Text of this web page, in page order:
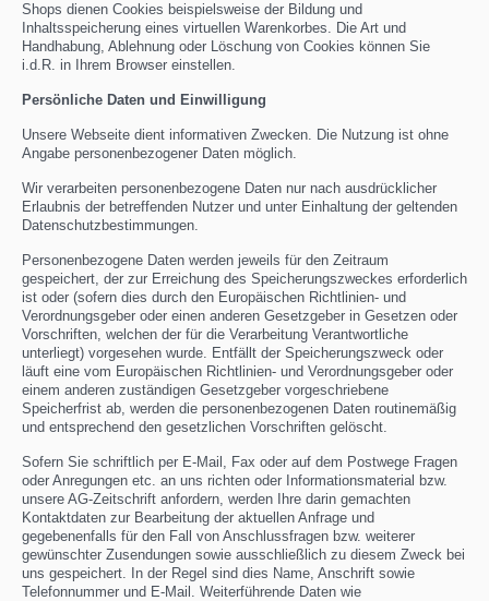
Shops dienen Cookies beispielsweise der Bildung und
Inhaltsspeicherung eines virtuellen Warenkorbes. Die Art und
Handhabung, Ablehnung oder Löschung von Cookies können Sie
i.d.R. in Ihrem Browser einstellen.
Persönliche Daten und Einwilligung
Unsere Webseite dient informativen Zwecken. Die Nutzung ist ohne
Angabe personenbezogener Daten möglich.
Wir verarbeiten personenbezogene Daten nur nach ausdrücklicher
Erlaubnis der betreffenden Nutzer und unter Einhaltung der geltenden
Datenschutzbestimmungen.
Personenbezogene Daten werden jeweils für den Zeitraum
gespeichert, der zur Erreichung des Speicherungszweckes erforderlich
ist oder (sofern dies durch den Europäischen Richtlinien- und
Verordnungsgeber oder einen anderen Gesetzgeber in Gesetzen oder
Vorschriften, welchen der für die Verarbeitung Verantwortliche
unterliegt) vorgesehen wurde. Entfällt der Speicherungszweck oder
läuft eine vom Europäischen Richtlinien- und Verordnungsgeber oder
einem anderen zuständigen Gesetzgeber vorgeschriebene
Speicherfrist ab, werden die personenbezogenen Daten routinemäßig
und entsprechend den gesetzlichen Vorschriften gelöscht.
Sofern Sie schriftlich per E-Mail, Fax oder auf dem Postwege Fragen
oder Anregungen etc. an uns richten oder Informationsmaterial bzw.
unsere AG-Zeitschrift anfordern, werden Ihre darin gemachten
Kontaktdaten zur Bearbeitung der aktuellen Anfrage und
gegebenenfalls für den Fall von Anschlussfragen bzw. weiterer
gewünschter Zusendungen sowie ausschließlich zu diesem Zweck bei
uns gespeichert. In der Regel sind dies Name, Anschrift sowie
Telefonnummer und E-Mail. Weiterführende Daten wie